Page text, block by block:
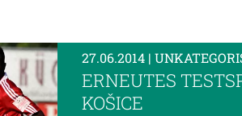
27.06.2014 |
ERNEUTES
KOŠICE